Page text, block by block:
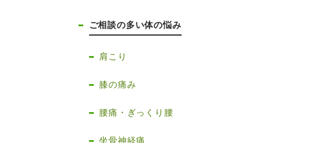
ご相談の多い体の悩み
肩こり
膝の痛み
腰痛・ぎっくり腰
坐骨神経痛